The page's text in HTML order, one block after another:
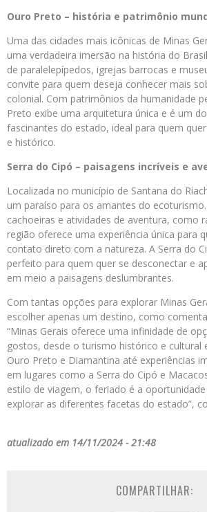
Ouro Preto – história e patrimônio
Uma das cidades mais icônicas de Minas
uma verdadeira imersão na história do
de paralelepípedos, igrejas barrocas e
convite para quem deseja conhecer mais
colonial. Com patrimônios da humanidade
Preto exibe uma arquitetura única e é um
fascinantes do estado, ideal para quem
e histórico.
Serra do Cipó – paisagens incríveis e
Localizada no município de Santana do
um paraíso para os amantes do
cachoeiras e atividades de aventura, como
região oferece uma experiência única para
contato direto com a natureza. A Serra do
perfeito para quem quer se desconectar e
em meio a paisagens deslumbrantes.
Com tantas opções para explorar Minas
escolher apenas um destino, como
“Minas Gerais oferece uma infinidade de
gostos, desde o turismo histórico e cultural
Ouro Preto e Diamantina até experiências
em lugares como a Serra do Cipó e
estilo de viagem, o feriado é a
explorar as diferentes facetas do estado”,
atualizado em 14/11/2024 - 21:48
COMPARTILHAR: